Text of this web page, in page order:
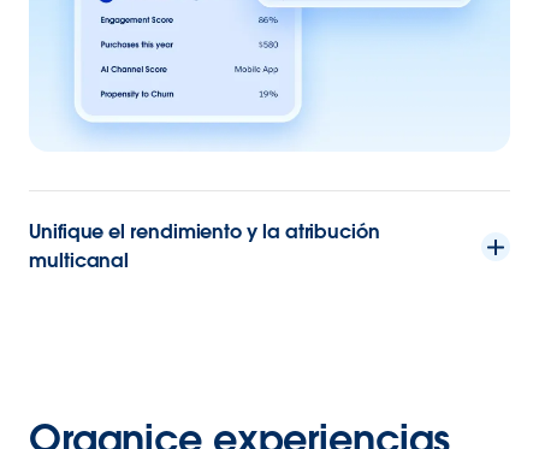
Unifique el rendimiento y la atribución
multicanal
Organice experiencias